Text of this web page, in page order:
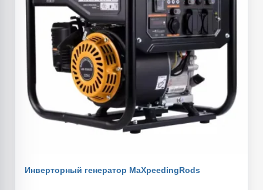
Инверторный генератор MaXpeedingRods